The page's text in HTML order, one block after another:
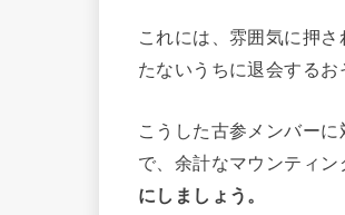
これには、雰囲気に押
たないうちに退会するお
こうした古参メンバー
で、余計なマウンティ
にしましょう。